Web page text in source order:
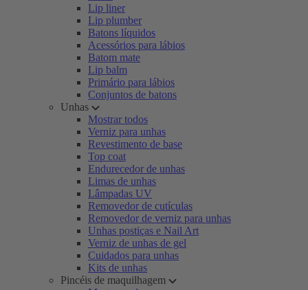
Lip liner
Lip plumber
Batons líquidos
Acessórios para lábios
Batom mate
Lip balm
Primário para lábios
Conjuntos de batons
Unhas
Mostrar todos
Verniz para unhas
Revestimento de base
Top coat
Endurecedor de unhas
Limas de unhas
Lâmpadas UV
Removedor de cutículas
Removedor de verniz para unhas
Unhas postiças e Nail Art
Verniz de unhas de gel
Cuidados para unhas
Kits de unhas
Pincéis de maquilhagem